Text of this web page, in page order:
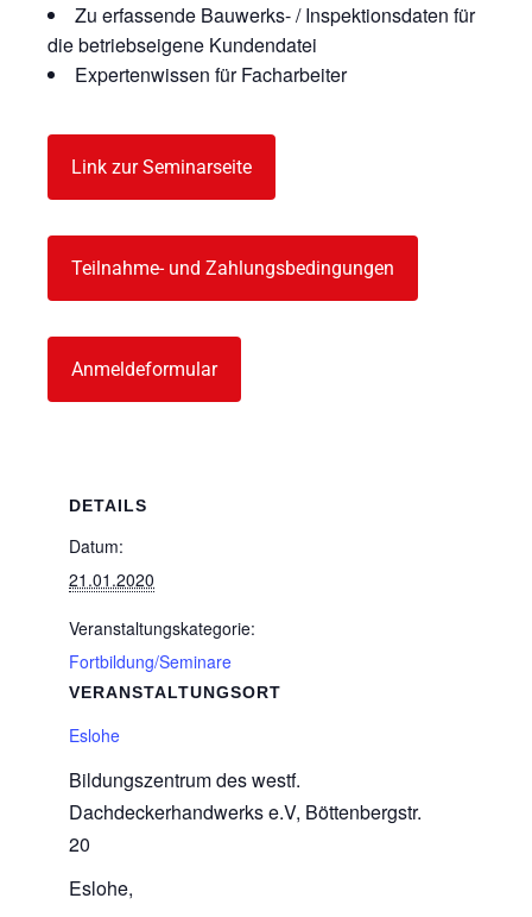
Zu erfassende Bauwerks- / Inspektionsdaten für
die betriebseigene Kundendatei
Expertenwissen für Facharbeiter
Link zur Seminarseite
Teilnahme- und Zahlungsbedingungen
Anmeldeformular
DETAILS
Datum:
21.01.2020
Veranstaltungskategorie:
Fortbildung/Seminare
VERANSTALTUNGSORT
Eslohe
Bildungszentrum des westf.
Dachdeckerhandwerks e.V, Böttenbergstr.
20
Eslohe,